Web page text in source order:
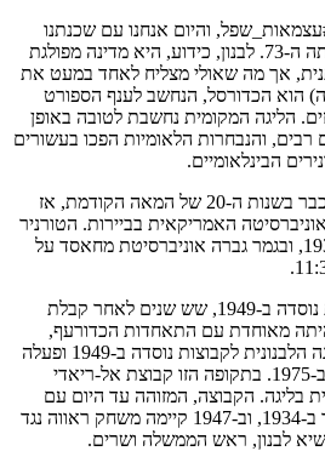
והיום אנחנו עם שכנתנו
מצפון החוגגת את יום עצמאותה ה-73. לבנון, כידוע, היא מדינה מפולגת
אך מה שאולי מצליח לאחד במעט את
הוא הכדורסל, הנחשב לענף הספורט
הליגה המקומית נחשבת לטובה באופן
והנבחרות הלאומיות הפכו בעשורים
הבינלאומיים.
ראשיתו של הכדורסל בלבנון כבר בשנות ה-20 של המאה הקודמת, אז
האמריקאית בביירות. הטורניר
הרשמי הראשון התקיים ב-1939, ובגמר גברה אוניברסיטת מחאסד על
התאחדות הכדורסל הלבנונית נוסדה ב-1949, שש שנים לאחר קבלת
מאוחדת עם התאחדות הכדורעף,
וב-1955 הפכה עצמאית. הליגה הלבנונית לקבוצות נוסדה ב-1949 ופעלה
עד תחילת מלחמת האזרחים ב-1975. בתקופה הזו קבוצת אל-ריאדי
בליגה. הקבוצה, המזוהה עד היום עם
המוסלמים-הסונים, נוסדה עוד ב-1934, וב-1947 קיימה משחק ראווה נגד
לבנון, ראש הממשלה ושרים.